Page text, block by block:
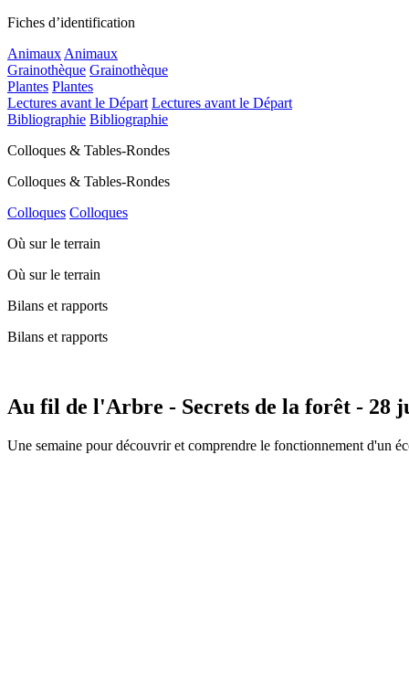
Fiches d’identification
Animaux Animaux
Grainothèque Grainothèque
Plantes Plantes
Lectures avant le Départ Lectures avant le Départ
Bibliographie Bibliographie
Colloques & Tables-Rondes
Colloques & Tables-Rondes
Colloques Colloques
Où sur le terrain
Où sur le terrain
Bilans et rapports
Bilans et rapports
Au fil de l'Arbre - Secrets de la forêt - 28
Une semaine pour découvrir et comprendre le fonctionnement d'un